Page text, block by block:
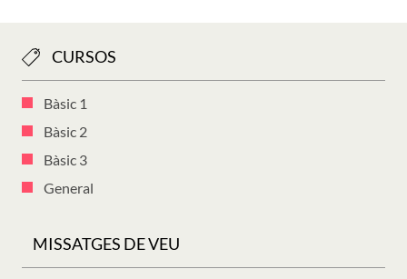
CURSOS
Bàsic 1
Bàsic 2
Bàsic 3
General
MISSATGES DE VEU